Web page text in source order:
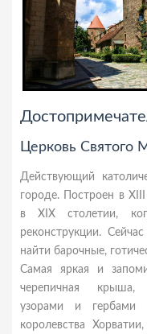
Церковь Святого
Действующий
городе. Построен в
в XIX столетии,
реконструкции.
найти барочные,
Самая яркая и
черепичная крыша,
узорами и гербами
королевства